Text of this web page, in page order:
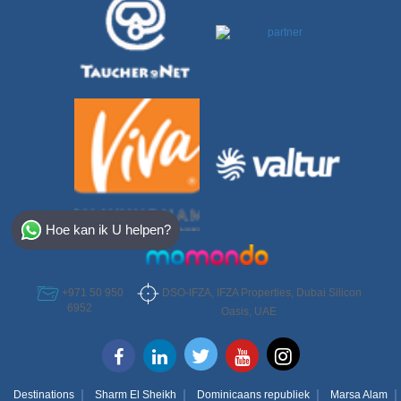
+971 50 950
6952
DSO-IFZA, IFZA Properties, Dubai Silicon
Oasis, UAE
Destinations Sharm El Sheikh Dominicaans republiek Marsa Alam
Hoe kan ik U helpen?
Select Destination